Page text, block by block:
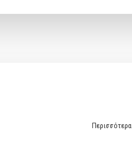
Περισσότερα